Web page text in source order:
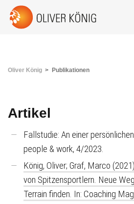
Oliver König Publikationen
Artikel
Fallstudie: An einer
people & work, 4/2023.
König, Oliver; Graf, Marco
von Spitzensportlern. Neue
Terrain finden. In: Coaching